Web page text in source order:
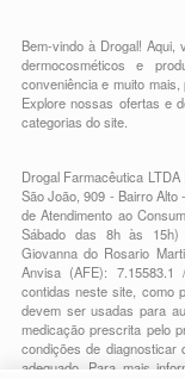
Bem-vindo à Drogal!
dermocosméticos e
conveniênciae muito mais,
Explore nossas ofertas e
categorias do site.
Drogal Farmacêutica
São João, 909 - Bairro Alto
de Atendimento ao
Sábado das 8h às 15h)
Giovanna do Rosario
Anvisa (AFE): 7.15583.1
contidas neste site, como
devem ser usadas para
medicação prescrita pelo
condições de diagnosticar
adequado. Para mais